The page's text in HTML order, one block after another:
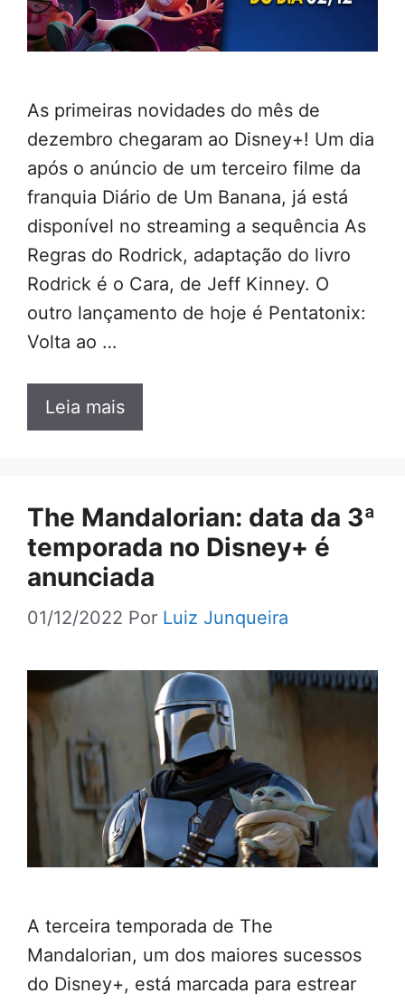
As primeiras novidades do mês de
dezembro chegaram ao Disney+! Um dia
após o anúncio de um terceiro filme da
franquia Diário de Um Banana, já está
disponível no streaming a sequência As
Regras do Rodrick, adaptação do livro
Rodrick é o Cara, de Jeff Kinney. O
outro lançamento de hoje é Pentatonix:
Volta ao …
Leia mais
The Mandalorian: data da 3ª
temporada no Disney+ é
anunciada
01/12/2022 Por Luiz Junqueira
A terceira temporada de The
Mandalorian, um dos maiores sucessos
do Disney+, está marcada para estrear